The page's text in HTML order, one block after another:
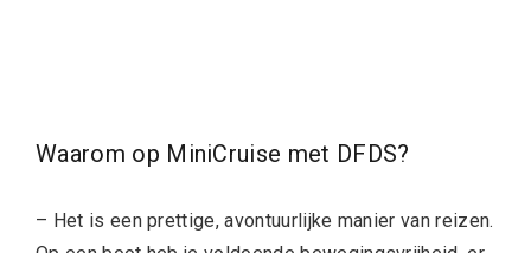
Waarom op MiniCruise met DFDS?
– Het is een prettige, avontuurlijke manier van reizen.